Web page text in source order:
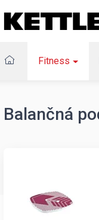
Fitness
Balančná